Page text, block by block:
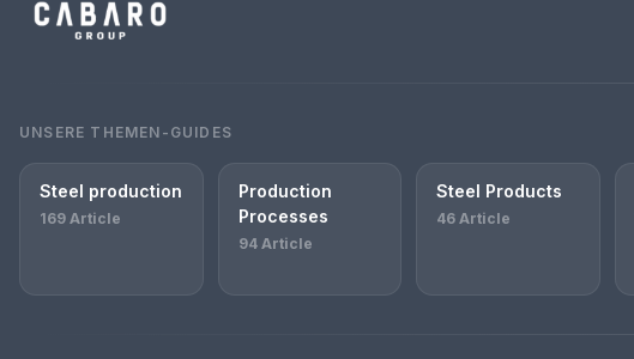
UNSERE THEMEN-GUIDES
Steel production
169 Article
Production
Processes
94 Article
Steel Products
46 Article